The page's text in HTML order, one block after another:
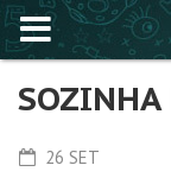
26 SET